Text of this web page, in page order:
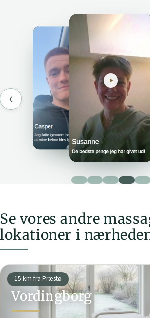
‹
Se vores andre
lokationer i
15 km fra Præstø
Vordingborg